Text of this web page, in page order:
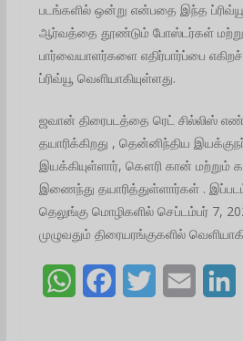
படங்களில் ஒன்று என்பதை இந்த ப்ரிவ்யூ
ஆர்வத்தை தூண்டும் போஸ்டர்கள் மற்றும்
பார்வையாளர்களை எதிர்பார்ப்பை
ப்ரிவ்யூ வெளியாகியுள்ளது.
ஜவான் திரைபடத்தை ரெட் சில்லிஸ்
தயாரிக்கிறது , தென்னிந்திய
இயக்கியுள்ளார், கௌரி கான் மற்றும்
இணைந்து தயாரித்துள்ளார்கள் .
தெலுங்கு மொழிகளில் செப்டம்பர் 7,
முழுவதும் திரையரங்குகளில்
W